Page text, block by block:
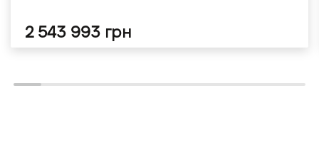
2 543 993 грн